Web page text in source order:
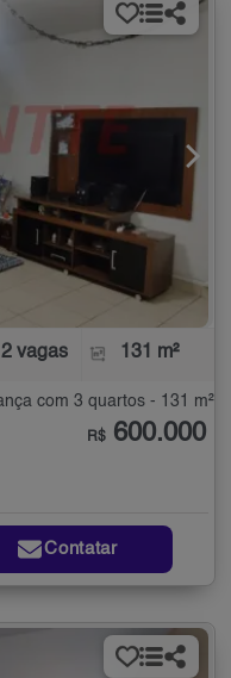
2 vagas 131 m²
com 3 quartos - 131 m²
R$ 600.000
Contatar